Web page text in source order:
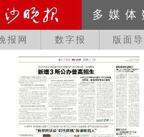
多媒体
报网 数字报 版面